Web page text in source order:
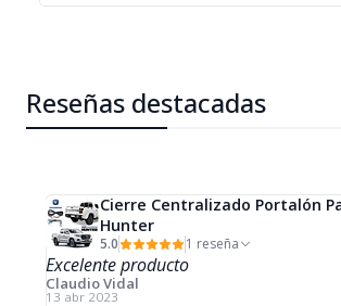
Reseñas destacadas
Cierre Centralizado Portalón
Hunter
5.0 1 reseña
Excelente producto
Claudio Vidal
13 abr 2023